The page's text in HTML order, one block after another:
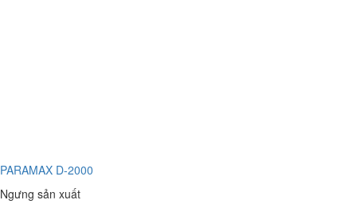
PARAMAX D-2000
Ngưng sản xuất